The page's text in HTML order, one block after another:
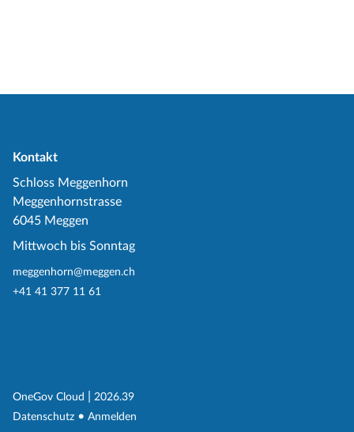
Kontakt
Schloss Meggenhorn
Meggenhornstrasse
6045 Meggen
Mittwoch bis Sonntag
meggenhorn@meggen.ch
+41 41 377 11 61
OneGov Cloud (External Link)
2026.39
Datenschutz (External Link)
Anmelden